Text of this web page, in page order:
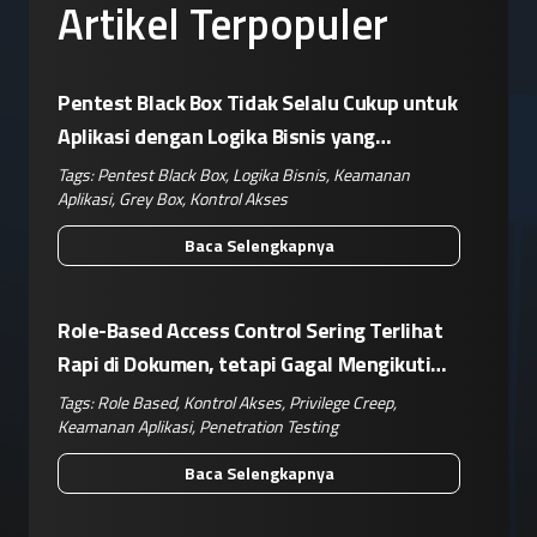
Artikel Terpopuler
Pentest Black Box Tidak Selalu Cukup untuk
Aplikasi dengan Logika Bisnis yang
Kompleks
Tags:Pentest Black Box,Logika Bisnis,Keamanan
Aplikasi,Grey Box,Kontrol Akses
Baca Selengkapnya
Role-Based Access Control Sering Terlihat
Rapi di Dokumen, tetapi Gagal Mengikuti
Operasional Nyata
Tags:Role Based,Kontrol Akses,Privilege Creep,
Keamanan Aplikasi,Penetration Testing
Baca Selengkapnya